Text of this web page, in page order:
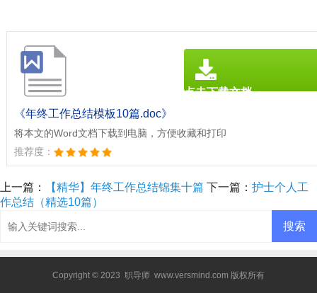
《年终工作总结模板10篇.doc》
将本文的Word文档下载到电脑，方便收藏和打印
推荐度：
点击下载文档
上一篇： 【精华】年终工作总结锦集十篇 下一篇： 护士个人工
作总结（精选10篇）
Copyright © 2023 职导师 www.versmind.com 版权所有